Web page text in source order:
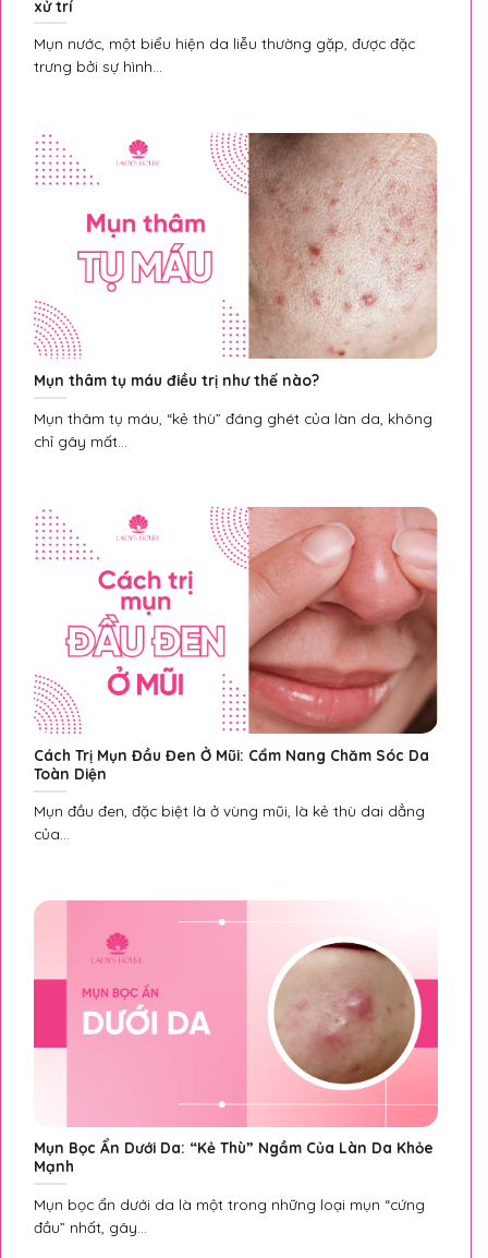
xử trí
Mụn nước, một biểu hiện da liễu thường gặp, được đặc
trưng bởi sự hình...
Mụn thâm tụ máu điều trị như thế nào?
Mụn thâm tụ máu, “kẻ thù” đáng ghét của làn da, không
chỉ gây mất...
Cách Trị Mụn Đầu Đen Ở Mũi: Cẩm Nang Chăm Sóc Da
Toàn Diện
Mụn đầu đen, đặc biệt là ở vùng mũi, là kẻ thù dai dẳng
của...
Mụn Bọc Ẩn Dưới Da: “Kẻ Thù” Ngầm Của Làn Da Khỏe
Mạnh
Mụn bọc ẩn dưới da là một trong những loại mụn “cứng
đầu” nhất, gây...